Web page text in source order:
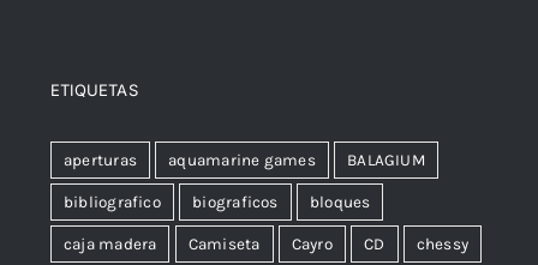
ETIQUETAS
aperturas aquamarine games BALAGIUM
bibliografico biograficos bloques
caja madera Camiseta Cayro CD chessy